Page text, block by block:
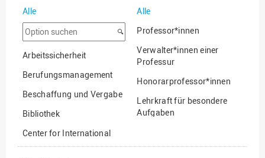
Alle
Option
suchen
Arbeitssicherheit
Berufungsmanagement
Beschaffung und Vergabe
Bibliothek
Center for International
Mobility
Alle
Professor*innen
Verwalter*innen einer
Professur
Honorarprofessor*innen
Lehrkraft für besondere
Aufgaben